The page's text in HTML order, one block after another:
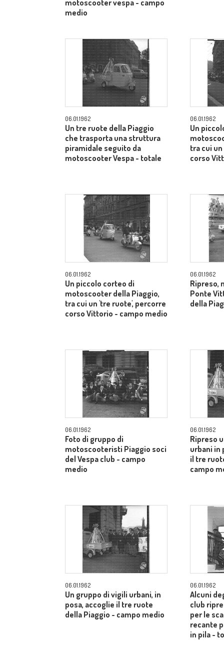
motoscooter vespa - campo
medio
06.01.1962
Un tre ruote della Piaggio
che trasporta una struttura
piramidale seguito da
motoscooter Vespa - totale
06.01.1962
Un
tra cui
corso
06.01.1962
Un piccolo corteo di
motoscooter della Piaggio,
tra cui un 'tre ruote', percorre
corso Vittorio - campo medio
06.01.1962
Ripreso,
Ponte
della
06.01.1962
Foto di gruppo di
motoscooteristi Piaggio soci
del Vespa club - campo
medio
06.01.1962
Ripreso
urbani in
il tre
campo
06.01.1962
Un gruppo di vigili urbani, in
posa, accoglie il tre ruote
della Piaggio - campo medio
06.01.1962
Alcuni
club
per le
recante
in pila -